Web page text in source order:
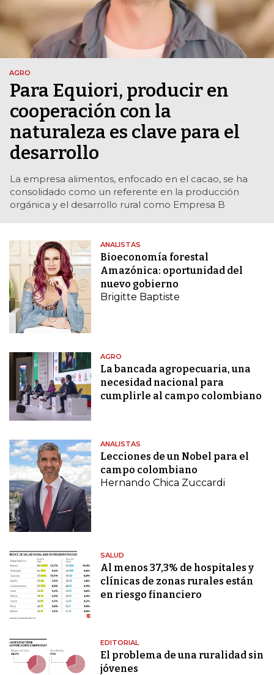
AGRO
Para Equiori, producir en
cooperación con la
naturaleza es clave para el
desarrollo
La empresa alimentos, enfocado en el cacao, se ha
consolidado como un referente en la producción
orgánica y el desarrollo rural como Empresa B
ANALISTAS
Bioeconomía forestal
Amazónica: oportunidad del
nuevo gobierno
Brigitte Baptiste
AGRO
La bancada agropecuaria, una
necesidad nacional para
cumplirle al campo colombiano
ANALISTAS
Lecciones de un Nobel para el
campo colombiano
Hernando Chica Zuccardi
SALUD
Al menos 37,3% de hospitales y
clínicas de zonas rurales están
en riesgo financiero
EDITORIAL
El problema de una ruralidad sin
jóvenes